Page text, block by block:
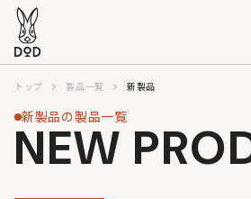
トップ 製品一覧 新製品
新製品の製品一覧
NEW